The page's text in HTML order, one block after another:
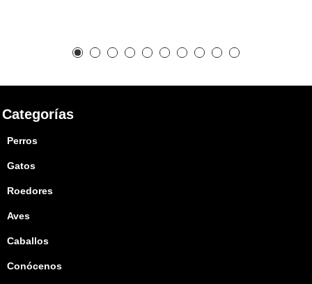
Categorías
Perros
Gatos
Roedores
Aves
Caballos
Conócenos